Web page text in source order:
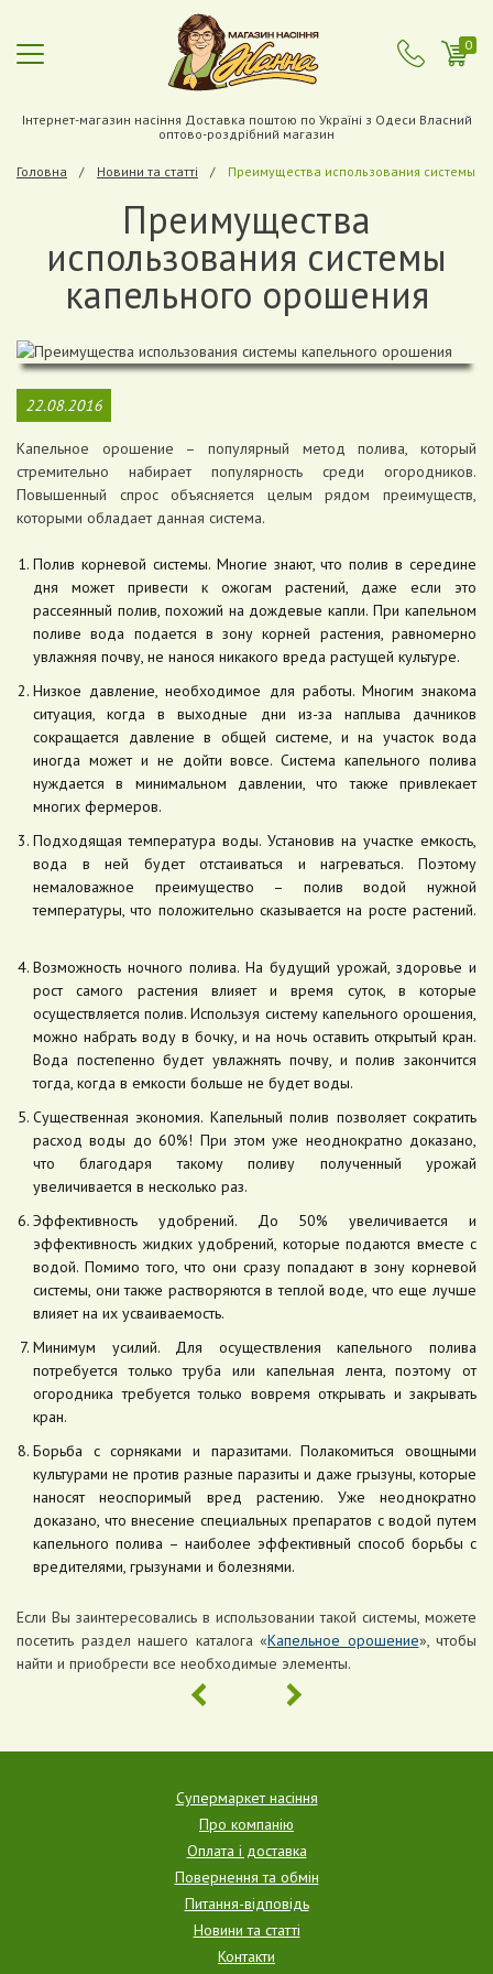
0
Інтернет-магазин насіння Доставка поштою по Україні з Одеси Власний
оптово-роздрібний магазин
Головна Новини та статті Преимущества использования системы
Преимущества
использования системы
капельного орошения
22.08.2016
Капельное орошение – популярный метод полива, который
стремительно набирает популярность среди огородников.
Повышенный спрос объясняется целым рядом преимуществ,
которыми обладает данная система.
Полив корневой системы. Многие знают, что полив в середине
дня может привести к ожогам растений, даже если это
рассеянный полив, похожий на дождевые капли. При капельном
поливе вода подается в зону корней растения, равномерно
увлажняя почву, не нанося никакого вреда растущей культуре.
Низкое давление, необходимое для работы. Многим знакома
ситуация, когда в выходные дни из-за наплыва дачников
сокращается давление в общей системе, и на участок вода
иногда может и не дойти вовсе. Система капельного полива
нуждается в минимальном давлении, что также привлекает
многих фермеров.
Подходящая температура воды. Установив на участке емкость,
вода в ней будет отстаиваться и нагреваться. Поэтому
немаловажное преимущество – полив водой нужной
температуры, что положительно сказывается на росте растений.
Возможность ночного полива. На будущий урожай, здоровье и
рост самого растения влияет и время суток, в которые
осуществляется полив. Используя систему капельного орошения,
можно набрать воду в бочку, и на ночь оставить открытый кран.
Вода постепенно будет увлажнять почву, и полив закончится
тогда, когда в емкости больше не будет воды.
Существенная экономия. Капельный полив позволяет сократить
расход воды до 60%! При этом уже неоднократно доказано,
что благодаря такому поливу полученный урожай
увеличивается в несколько раз.
Эффективность удобрений. До 50% увеличивается и
эффективность жидких удобрений, которые подаются вместе с
водой. Помимо того, что они сразу попадают в зону корневой
системы, они также растворяются в теплой воде, что еще лучше
влияет на их усваиваемость.
Минимум усилий. Для осуществления капельного полива
потребуется только труба или капельная лента, поэтому от
огородника требуется только вовремя открывать и закрывать
кран.
Борьба с сорняками и паразитами. Полакомиться овощными
культурами не против разные паразиты и даже грызуны, которые
наносят неоспоримый вред растению. Уже неоднократно
доказано, что внесение специальных препаратов с водой путем
капельного полива – наиболее эффективный способ борьбы с
вредителями, грызунами и болезнями.
Если Вы заинтересовались в использовании такой системы, можете
посетить раздел нашего каталога «Капельное орошение», чтобы
найти и приобрести все необходимые элементы.
Супермаркет насіння
Про компанію
Оплата і доставка
Повернення та обмін
Питання-відповідь
Новини та статті
Контакти